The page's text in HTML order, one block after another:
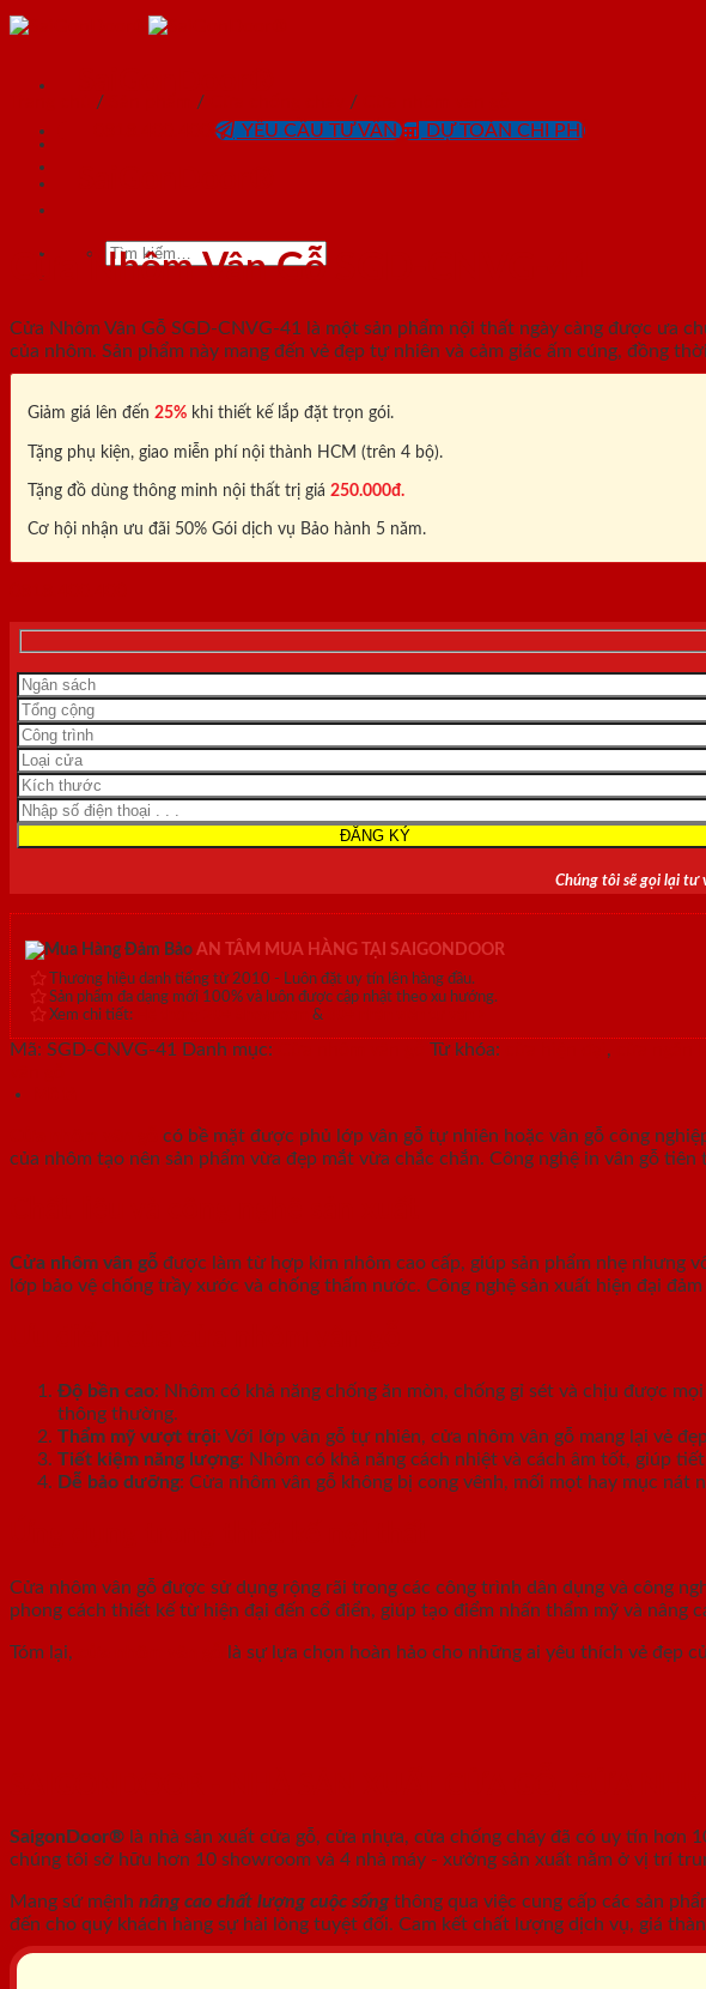
Skip
YÊU CẦU TƯ VẤN DỰ TOÁN CHI PHÍ
Tìm
/ / /
Cửa Nhôm Vân Gỗ SGD-CNVG-41
Cửa Nhôm Vân Gỗ SGD-CNVG-41 là một sản phẩm nội thất ngày càng được ưa
của nhôm. Sản phẩm này mang đến vẻ đẹp tự nhiên và cảm giác ấm cúng, đồng
Giảm giá lên đến 25% khi thiết kế lắp đặt trọn gói.
Tặng phụ kiện, giao miễn phí nội thành HCM (trên 4 bộ).
Tặng đồ dùng thông minh nội thất trị giá 250.000đ.
Cơ hội nhận ưu đãi 50% Gói dịch vụ Bảo hành 5 năm.
Chúng tôi sẽ gọi lại tư
AN TÂM MUA HÀNG TẠI SAIGONDOOR
Thương hiệu danh tiếng từ 2010 - Luôn đặt uy tín lên hàng đầu.
Sản phẩm đa dạng mới 100% và luôn được cập nhật theo xu hướng.
Xem chi tiết:
&
Mã: SGD-CNVG-41 Danh mục: Từ khóa: ,
có bề mặt được phủ lớp vân gỗ tự nhiên hoặc vân gỗ công
của nhôm tạo nên sản phẩm vừa đẹp mắt vừa chắc chắn. Công nghệ in vân gỗ
Cửa nhôm vân gỗ được làm từ hợp kim nhôm cao cấp, giúp sản phẩm nhẹ nhưng
lớp bảo vệ chống trầy xước và chống thấm nước. Công nghệ sản xuất hiện đại
Độ bền cao: Nhôm có khả năng chống ăn mòn, chống gỉ sét và chịu được
thông thường.
Thẩm mỹ vượt trội: Với lớp vân gỗ tự nhiên, cửa nhôm vân gỗ mang lại vẻ
Tiết kiệm năng lượng: Nhôm có khả năng cách nhiệt và cách âm tốt, giúp
Dễ bảo dưỡng: Cửa nhôm vân gỗ không bị cong vênh, mối mọt hay mục nát
Cửa nhôm vân gỗ được sử dụng rộng rãi trong các công trình dân dụng và công
phong cách thiết kế từ hiện đại đến cổ điển, giúp tạo điểm nhấn thẩm mỹ và nâng
Tóm lại, là sự lựa chọn hoàn hảo cho những ai yêu thích vẻ đẹp
SaigonDoor® là nhà sản xuất cửa gỗ, cửa nhựa, cửa chống cháy đã có uy tín hơn
chúng tôi sở hữu hơn 10 showroom và 4 nhà máy - xưởng sản xuất nằm ở vị trí
Mang sứ mệnh nâng cao chất lượng cuộc sống thông qua việc cung cấp các sản
đến cho quý khách hàng sự hài lòng tuyệt đối. Cam kết chất lượng dịch vụ, giá